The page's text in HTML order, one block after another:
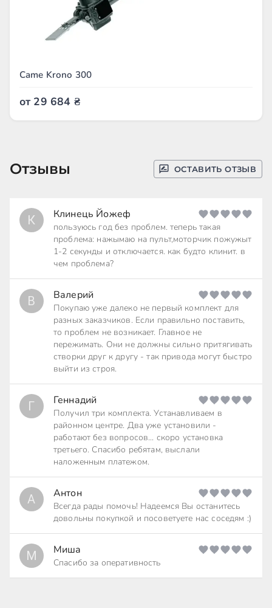
Came Krono 300
от 29 684 ₴
Отзывы ОСТАВИТЬ ОТЗЫВ
К Клинець Йожеф
пользуюсь год без проблем. теперь такая
проблема: нажымаю на пульт,моторчик пожужыт
1-2 секунды и отключается. как будто клинит. в
чем проблема?
В Валерий
Покупаю уже далеко не первый комплект для
разных заказчиков. Если правильно поставить,
то проблем не возникает. Главное не
пережимать. Они не должны сильно притягивать
створки друг к другу - так привода могут быстро
выйти из строя.
Г Геннадий
Получил три комплекта. Устанавливаем в
районном центре. Два уже установили -
работают без вопросов... скоро установка
третьего. Спасибо ребятам, выслали
наложенным платежом.
А Антон
Всегда рады помочь! Надеемся Вы останитесь
довольны покупкой и посоветуете нас соседям :)
М Миша
Спасибо за оперативность